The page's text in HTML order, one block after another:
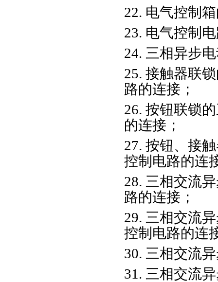
22. 电气控制
23. 电气控制
24. 三相异步
25. 接触器联
路的连接；
26. 按钮联锁
的连接；
27. 按钮、接
控制电路的连
28. 三相交流
路的连接；
29. 三相交流
控制电路的连
30. 三相交流
31. 三相交流